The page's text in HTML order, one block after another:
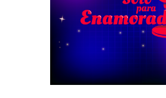
Promociones
Noticias
Para ti
Contacto